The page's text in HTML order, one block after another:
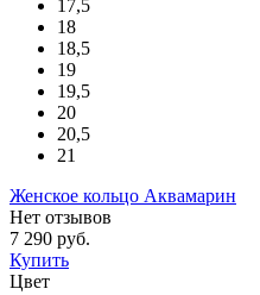
17,5
18
18,5
19
19,5
20
20,5
21
Женское кольцо Аквамарин
Нет отзывов
7 290 руб.
Купить
Цвет